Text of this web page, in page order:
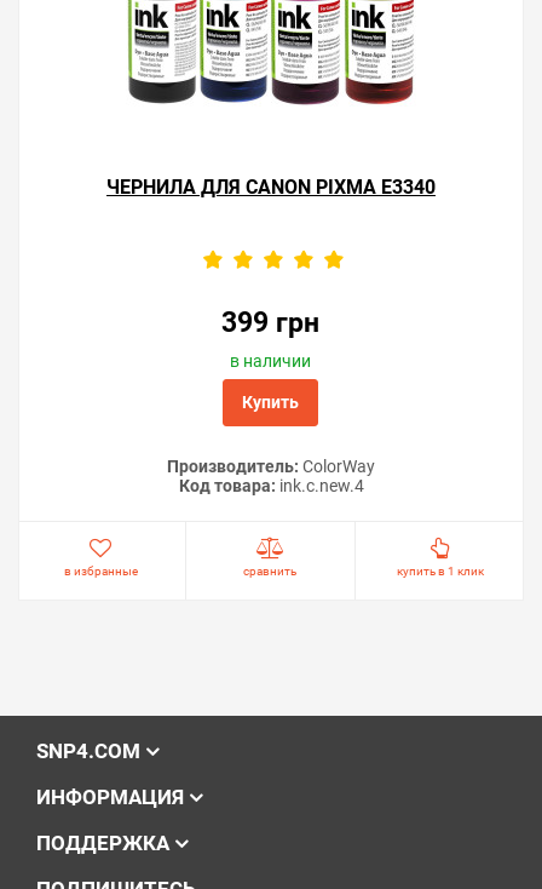
ЧЕРНИЛА ДЛЯ CANON PIXMA E3340
399 грн
в наличии
Купить
Производитель: ColorWay
Код товара: ink.c.new.4
в избранные сравнить купить в 1 клик
SNP4.COM
ИНФОРМАЦИЯ
ПОДДЕРЖКА